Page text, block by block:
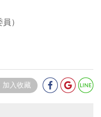
）
加入收藏